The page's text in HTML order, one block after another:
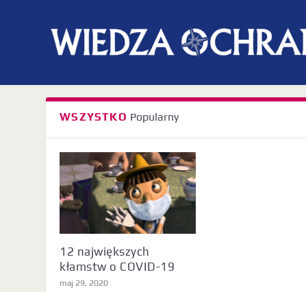
WSZYSTKO Popularny
12 największych
kłamstw o COVID-19
maj 29, 2020